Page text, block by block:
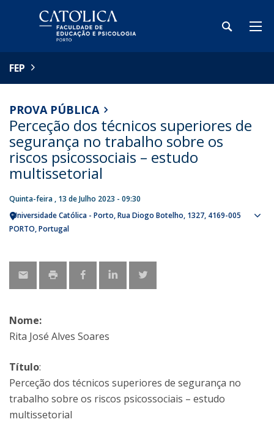
FEP
PROVA PÚBLICA
Perceção dos técnicos superiores de
segurança no trabalho sobre os
riscos psicossociais – estudo
multissetorial
Quinta-feira , 13 de Julho 2023 - 09:30
Universidade Católica - Porto Rua Diogo Botelho, 1327 4169-005
PORTO Portugal
Nome:
Rita José Alves Soares
Título:
Perceção dos técnicos superiores de segurança no
trabalho sobre os riscos psicossociais – estudo
multissetorial